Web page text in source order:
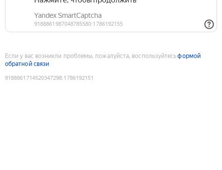
Если у вас возникли проблемы, пожалуйста, воспользуйтесьформой
обратной связи
9188861714520347298:1786192151